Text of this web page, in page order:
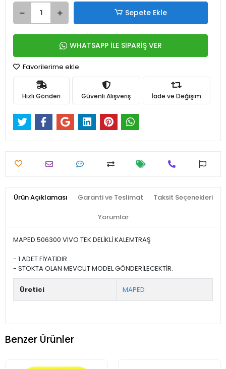
Sepete Ekle
WHATSAPP İLE SİPARİŞ VER
Favorilerime ekle
Hızlı Gönderi Güvenli Alışveriş İade ve Değişim
Ürün Açıklaması Garanti ve Teslimat Taksit Seçenekleri
Yorumlar
MAPED 506300 VIVO TEK DELİKLİ KALEMTRAŞ
- 1 ADET FİYATIDIR.
- STOKTA OLAN MEVCUT MODEL GÖNDERİLECEKTİR.
Üretici MAPED
Benzer Ürünler